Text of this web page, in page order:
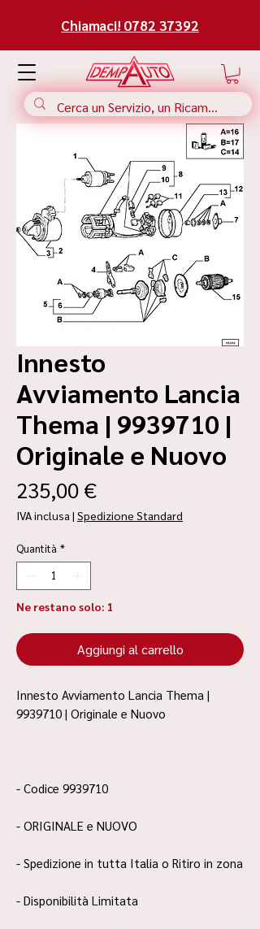
Chiamaci! 0782 37392
Innesto
Avviamento Lancia
Thema | 9939710 |
Originale e Nuovo
235,00 €Prezzo
IVA inclusa | Spedizione Standard
Quantità *
Ne restano solo: 1
Aggiungi al carrello
Innesto Avviamento Lancia Thema |
9939710 | Originale e Nuovo
- Codice 9939710
- ORIGINALE e NUOVO
- Spedizione in tutta Italia o Ritiro in zona
- Disponibilità Limitata